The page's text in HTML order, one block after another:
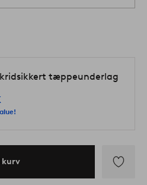
tæppeunderlag
kurv